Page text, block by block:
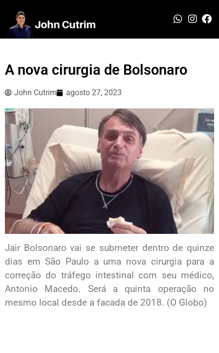
A nova cirurgia de Bolsonaro
John Cutrim agosto 27, 2023
Jair Bolsonaro vai se submeter dentro de quinze
dias em São Paulo a uma nova cirurgia para a
correção do tráfego intestinal com seu médico,
Antonio Macedo. Será a quinta operação no
mesmo local desde a facada de 2018. (O Globo)